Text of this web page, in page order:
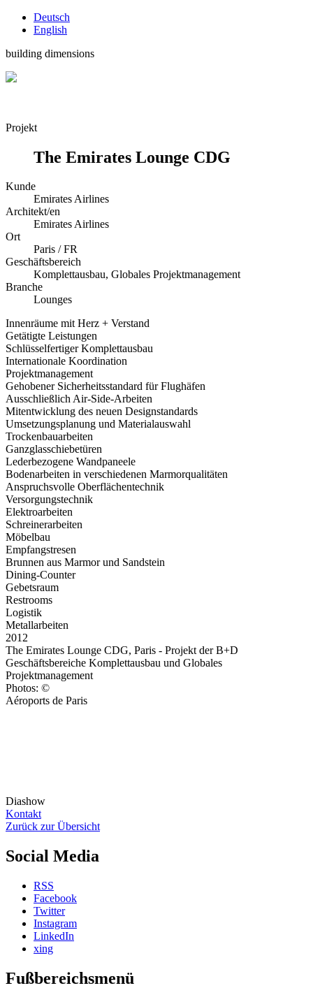
Deutsch
English
building dimensions
Projekt
The Emirates Lounge CDG
Kunde
Emirates Airlines
Architekt/en
Emirates Airlines
Ort
Paris / FR
Geschäftsbereich
Komplettausbau, Globales Projektmanagement
Branche
Lounges
Innenräume mit Herz + Verstand
Getätigte Leistungen
Schlüsselfertiger Komplettausbau
Internationale Koordination
Projektmanagement
Gehobener Sicherheitsstandard für Flughäfen
Ausschließlich Air-Side-Arbeiten
Mitentwicklung des neuen Designstandards
Umsetzungsplanung und Materialauswahl
Trockenbauarbeiten
Ganzglasschiebetüren
Lederbezogene Wandpaneele
Bodenarbeiten in verschiedenen Marmorqualitäten
Anspruchsvolle Oberflächentechnik
Versorgungstechnik
Elektroarbeiten
Schreinerarbeiten
Möbelbau
Empfangstresen
Brunnen aus Marmor und Sandstein
Dining-Counter
Gebetsraum
Restrooms
Logistik
Metallarbeiten
2012
The Emirates Lounge CDG, Paris - Projekt der B+D
Geschäftsbereiche Komplettausbau und Globales
Projektmanagement
Photos: ©
Aéroports de Paris
Diashow
Kontakt
Zurück zur Übersicht
Social Media
RSS
Facebook
Twitter
Instagram
LinkedIn
xing
Fußbereichsmenü